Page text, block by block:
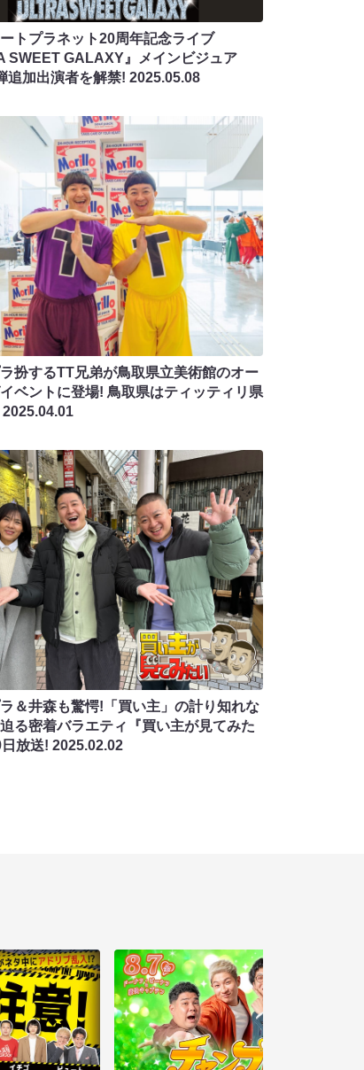
トプラネット20周年記念ライブ
SWEET GALAXY』メインビジュア
追加出演者を解禁! 2025.05.08
扮するTT兄弟が鳥取県立美術館のオー
ベントに登場! 鳥取県はティッティリ県
2025.04.01
＆井森も驚愕!「買い主」の計り知れな
る密着バラエティ『買い主が見てみた
放送! 2025.02.02